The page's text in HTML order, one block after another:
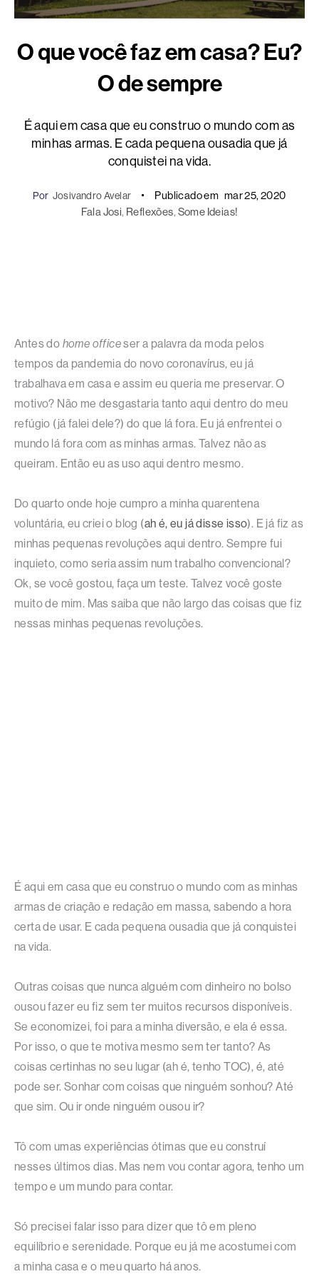
O que você faz em casa? Eu?
O de sempre
É aqui em casa que eu construo o mundo com as
minhas armas. E cada pequena ousadia que já
conquistei na vida.
Por Josivandro Avelar Publicado em mar 25, 2020
Fala Josi, Reflexões, Some Ideias!
Antes do home officeser a palavra da moda pelos
tempos da pandemia do novo coronavírus, eu já
trabalhava em casa e assim eu queria me preservar. O
motivo? Não me desgastaria tanto aqui dentro do meu
refúgio (já falei dele?) do que lá fora. Eu já enfrentei o
mundo lá fora com as minhas armas. Talvez não as
queiram. Então eu as uso aqui dentro mesmo.
Do quarto onde hoje cumpro a minha quarentena
voluntária, eu criei o blog (ah é, eu já disse isso). E já fiz as
minhas pequenas revoluções aqui dentro. Sempre fui
inquieto, como seria assim num trabalho convencional?
Ok, se você gostou, faça um teste. Talvez você goste
muito de mim. Mas saiba que não largo das coisas que fiz
nessas minhas pequenas revoluções.
É aqui em casa que eu construo o mundo com as minhas
armas de criação e redação em massa, sabendo a hora
certa de usar. E cada pequena ousadia que já conquistei
na vida.
Outras coisas que nunca alguém com dinheiro no bolso
ousou fazer eu fiz sem ter muitos recursos disponíveis.
Se economizei, foi para a minha diversão, e ela é essa.
Por isso, o que te motiva mesmo sem ter tanto? As
coisas certinhas no seu lugar (ah é, tenho TOC), é, até
pode ser. Sonhar com coisas que ninguém sonhou? Até
que sim. Ou ir onde ninguém ousou ir?
Tô com umas experiências ótimas que eu construí
nesses últimos dias. Mas nem vou contar agora, tenho um
tempo e um mundo para contar.
Só precisei falar isso para dizer que tô em pleno
equilíbrio e serenidade. Porque eu já me acostumei com
a minha casa e o meu quarto há anos.